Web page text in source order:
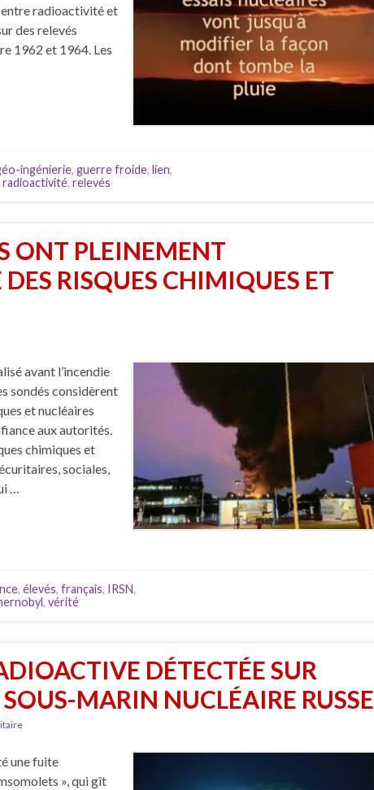
entre radioactivité et
des relevés
1962 et 1964. Les
ingénierie, guerre froide, lien,
radioactivité, relevés
ONT PLEINEMENT
RISQUES CHIMIQUES ET
avant l’incendie
sondés considèrent
et nucléaires
aux autorités.
chimiques et
sociales,
…
, élevés, français, IRSN,
, vérité
DÉTECTÉE SUR
SOUS-MARIN NUCLÉAIRE RUSSE
une fuite
», qui gît